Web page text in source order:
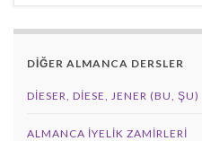
DİĞER ALMANCA DERSLER
DIESER, DIESE, JENER (BU, ŞU)
ALMANCA İYELIK ZAMIRLERI